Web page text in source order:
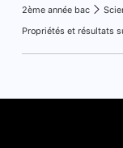
2ème année bac
Propriétés et résultats